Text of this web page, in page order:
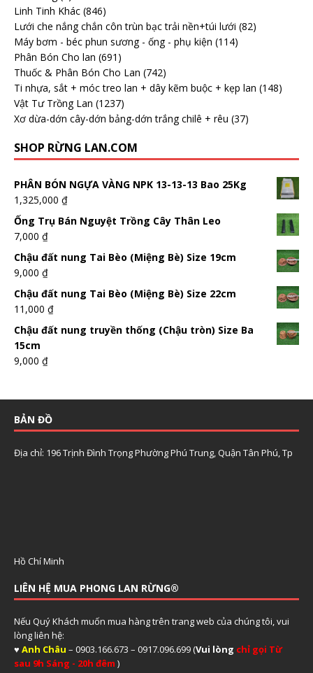
Linh Tinh Khác (846)
Lưới che nắng chắn côn trùn bạc trải nền+túi lưới (82)
Máy bơm - béc phun sương - ống - phụ kiện (114)
Phân Bón Cho lan (691)
Thuốc & Phân Bón Cho Lan (742)
Ti nhựa, sắt + móc treo lan + dây kẽm buộc + kẹp lan (148)
Vật Tư Trồng Lan (1237)
Xơ dừa-dớn cây-dớn bảng-dớn trắng chilê + rêu (37)
SHOP RỪNG LAN.COM
PHÂN BÓN NGỰA VÀNG NPK 13-13-13 Bao 25Kg
1,325,000 ₫
Ống Trụ Bán Nguyệt Trồng Cây Thân Leo
7,000 ₫
Chậu đất nung Tai Bèo (Miệng Bè) Size 19cm
9,000 ₫
Chậu đất nung Tai Bèo (Miệng Bè) Size 22cm
11,000 ₫
Chậu đất nung truyền thống (Chậu tròn) Size Ba
15cm
9,000 ₫
BẢN ĐỒ
Địa chỉ: 196 Trịnh Đình Trọng Phường Phú Trung, Quận Tân Phú, Tp
Hồ Chí Minh
LIÊN HỆ MUA PHONG LAN RỪNG®
Nếu Quý Khách muốn mua hàng trên trang web của chúng tôi, vui
lòng liên hệ:
♥ Anh Châu – 0903.166.673 – 0917.096.699 (Vui lòng chỉ gọi Từ
sau 9h Sáng - 20h đêm )